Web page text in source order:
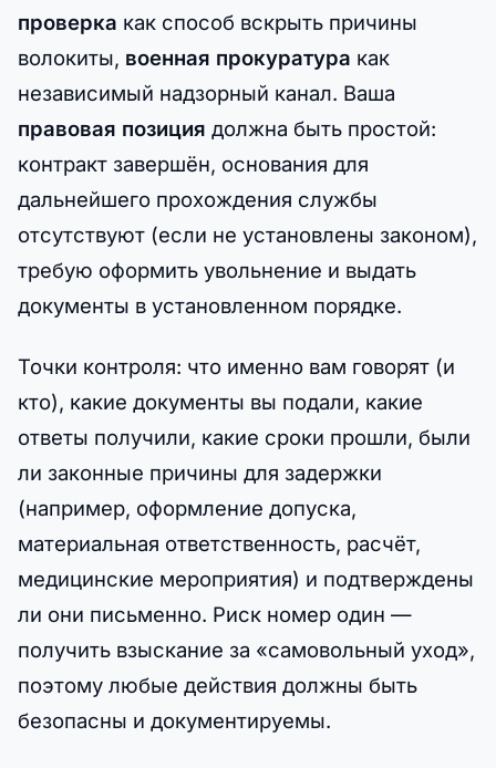
проверка как способ вскрыть причины
волокиты, военная прокуратура как
независимый надзорный канал. Ваша
правовая позиция должна быть простой:
контракт завершён, основания для
дальнейшего прохождения службы
отсутствуют (если не установлены законом),
требую оформить увольнение и выдать
документы в установленном порядке.
Точки контроля: что именно вам говорят (и
кто), какие документы вы подали, какие
ответы получили, какие сроки прошли, были
ли законные причины для задержки
(например, оформление допуска,
материальная ответственность, расчёт,
медицинские мероприятия) и подтверждены
ли они письменно. Риск номер один —
получить взыскание за «самовольный уход»,
поэтому любые действия должны быть
безопасны и документируемы.